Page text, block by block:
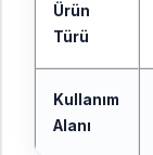
Ürün
Türü
Kullanım
Alanı